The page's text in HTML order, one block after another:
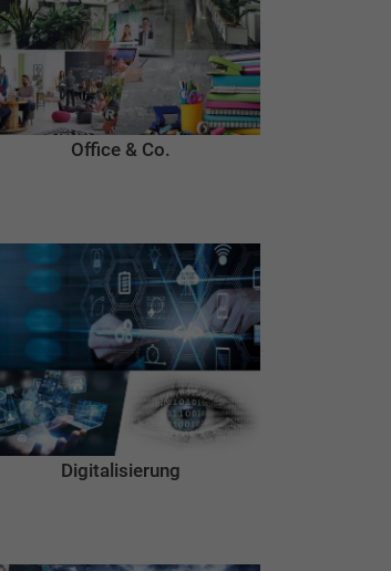
Office & Co.
Digitalisierung